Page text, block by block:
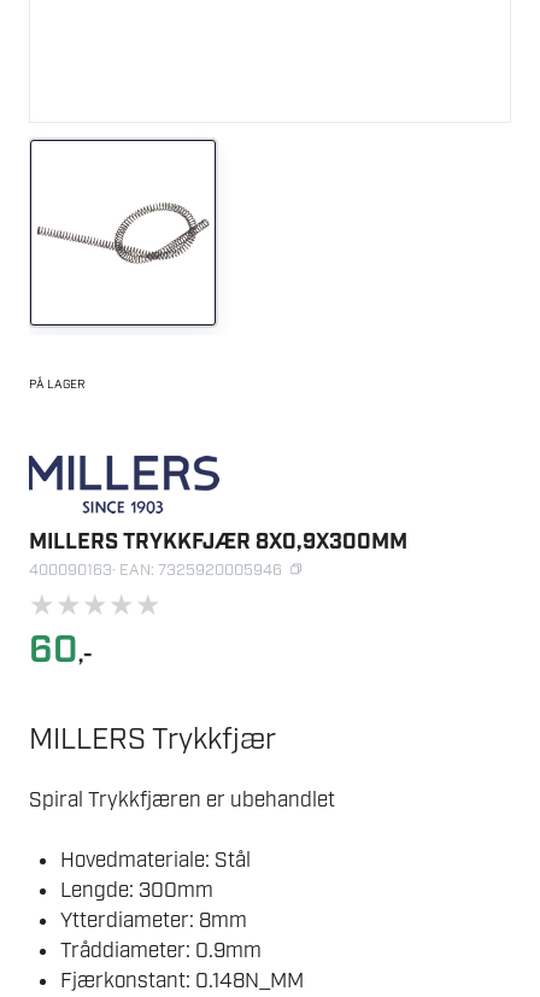
PÅ LAGER
MILLERS TRYKKFJÆR 8X0,9X300MM
400090163· EAN: 7325920005946
★★★★★
60,-
MILLERS Trykkfjær
Spiral Trykkfjæren er ubehandlet
Hovedmateriale: Stål
Lengde: 300mm
Ytterdiameter: 8mm
Tråddiameter: 0.9mm
Fjærkonstant: 0.148N_MM